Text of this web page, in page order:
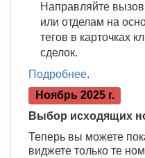
Направляйте
или отделам на
тегов в карточках
сделок.
Подробнее.
Ноябрь 2025 г.
Выбор исходящих
Теперь вы можете
виджете только те